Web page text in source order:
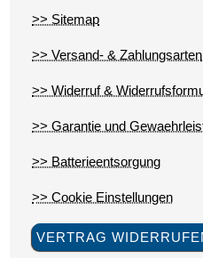
>> Sitemap
>> Versand- & Zahlungsarten
>> Widerruf &
>> Garantie und
>> Batterieentsorgung
>> Cookie Einstellungen
VERTRAG